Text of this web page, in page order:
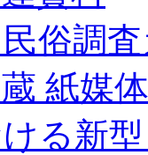
俗調査
紙媒
る新